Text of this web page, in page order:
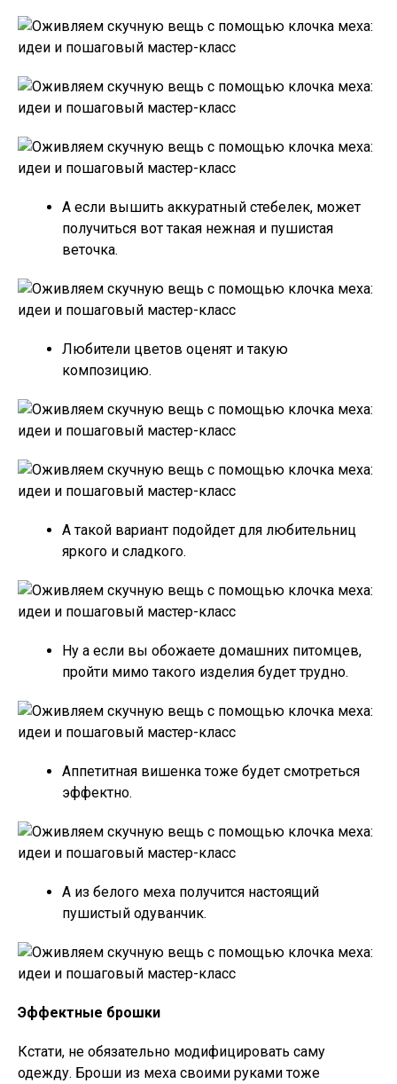
А если вышить аккуратный стебелек, может
получиться вот такая нежная и пушистая
веточка.
Любители цветов оценят и такую
композицию.
А такой вариант подойдет для любительниц
яркого и сладкого.
Ну а если вы обожаете домашних питомцев,
пройти мимо такого изделия будет трудно.
Аппетитная вишенка тоже будет смотреться
эффектно.
А из белого меха получится настоящий
пушистый одуванчик.
Эффектные брошки
Кстати, не обязательно модифицировать саму
одежду. Броши из меха своими руками тоже